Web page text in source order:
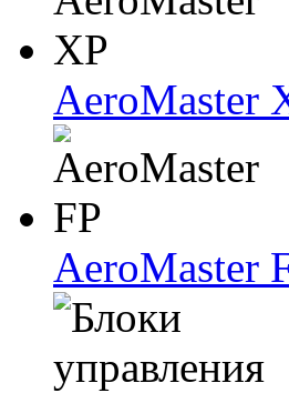
AeroMaster
AeroMaster